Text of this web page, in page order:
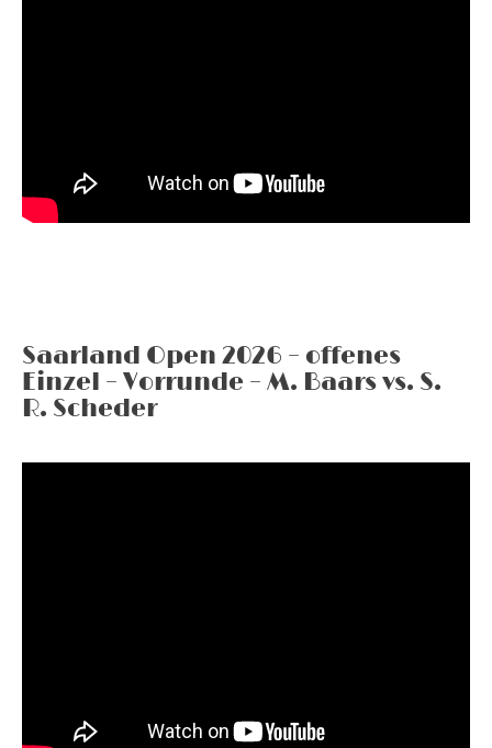
Saarland Open 2026 – offenes
Einzel – Vorrunde – M. Baars vs. S.
R. Scheder